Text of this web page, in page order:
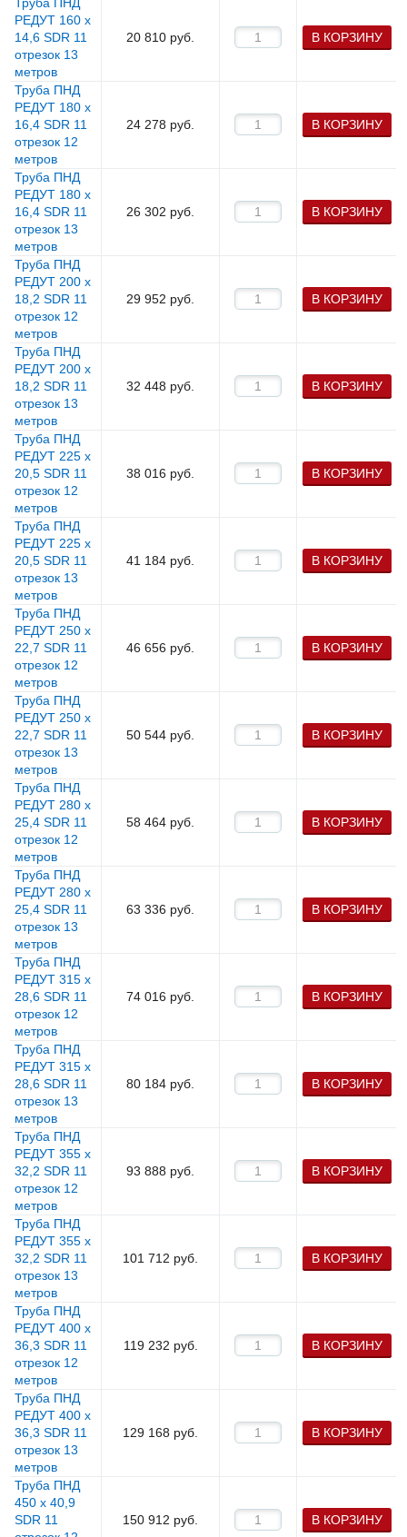
Труба ПНД
РЕДУТ 160 х
14,6 SDR 11
отрезок 13
метров
20 810 руб. В КОРЗИНУ
Труба ПНД
РЕДУТ 180 х
16,4 SDR 11
отрезок 12
метров
24 278 руб. В КОРЗИНУ
Труба ПНД
РЕДУТ 180 х
16,4 SDR 11
отрезок 13
метров
26 302 руб. В КОРЗИНУ
Труба ПНД
РЕДУТ 200 х
18,2 SDR 11
отрезок 12
метров
29 952 руб. В КОРЗИНУ
Труба ПНД
РЕДУТ 200 х
18,2 SDR 11
отрезок 13
метров
32 448 руб. В КОРЗИНУ
Труба ПНД
РЕДУТ 225 х
20,5 SDR 11
отрезок 12
метров
38 016 руб. В КОРЗИНУ
Труба ПНД
РЕДУТ 225 х
20,5 SDR 11
отрезок 13
метров
41 184 руб. В КОРЗИНУ
Труба ПНД
РЕДУТ 250 х
22,7 SDR 11
отрезок 12
метров
46 656 руб. В КОРЗИНУ
Труба ПНД
РЕДУТ 250 х
22,7 SDR 11
отрезок 13
метров
50 544 руб. В КОРЗИНУ
Труба ПНД
РЕДУТ 280 х
25,4 SDR 11
отрезок 12
метров
58 464 руб. В КОРЗИНУ
Труба ПНД
РЕДУТ 280 х
25,4 SDR 11
отрезок 13
метров
63 336 руб. В КОРЗИНУ
Труба ПНД
РЕДУТ 315 х
28,6 SDR 11
отрезок 12
метров
74 016 руб. В КОРЗИНУ
Труба ПНД
РЕДУТ 315 х
28,6 SDR 11
отрезок 13
метров
80 184 руб. В КОРЗИНУ
Труба ПНД
РЕДУТ 355 х
32,2 SDR 11
отрезок 12
метров
93 888 руб. В КОРЗИНУ
Труба ПНД
РЕДУТ 355 х
32,2 SDR 11
отрезок 13
метров
101 712 руб. В КОРЗИНУ
Труба ПНД
РЕДУТ 400 х
36,3 SDR 11
отрезок 12
метров
119 232 руб. В КОРЗИНУ
Труба ПНД
РЕДУТ 400 х
36,3 SDR 11
отрезок 13
метров
129 168 руб. В КОРЗИНУ
Труба ПНД
450 х 40,9
SDR 11
150 912 руб. В КОРЗИНУ